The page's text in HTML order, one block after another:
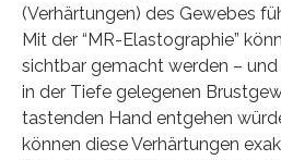
(Verhärtungen) des Gewebes
Mit der “MR-Elastographie”
sichtbar gemacht werden –
in der Tiefe gelegenen
tastenden Hand entgehen
können diese Verhärtungen